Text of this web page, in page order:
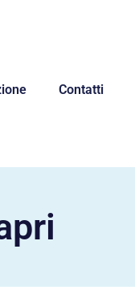
Contatti